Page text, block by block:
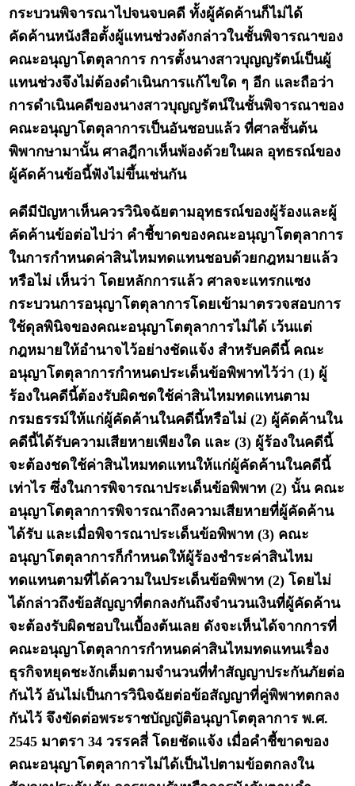
กระบวนพิจารณาไปจนจบคดี ทั้งผู้คัดค้านก็ไม่ได้
คัดค้านหนังสือตั้งผู้แทนช่วงดังกล่าวในชั้นพิจารณาของ
คณะอนุญาโตตุลาการ การตั้งนางสาวบุญญรัตน์เป็นผู้
แทนช่วงจึงไม่ต้องดำเนินการแก้ไขใด ๆ อีก และถือว่า
การดำเนินคดีของนางสาวบุญญรัตน์ในชั้นพิจารณาของ
คณะอนุญาโตตุลาการเป็นอันชอบแล้ว ที่ศาลชั้นต้น
พิพากษามานั้น ศาลฎีกาเห็นพ้องด้วยในผล อุทธรณ์ของ
ผู้คัดค้านข้อนี้ฟังไม่ขึ้นเช่นกัน
คดีมีปัญหาเห็นควรวินิจฉัยตามอุทธรณ์ของผู้ร้องและผู้
คัดค้านข้อต่อไปว่า คำชี้ขาดของคณะอนุญาโตตุลาการ
ในการกำหนดค่าสินไหมทดแทนชอบด้วยกฎหมายแล้ว
หรือไม่ เห็นว่า โดยหลักการแล้ว ศาลจะแทรกแซง
กระบวนการอนุญาโตตุลาการโดยเข้ามาตรวจสอบการ
ใช้ดุลพินิจของคณะอนุญาโตตุลาการไม่ได้ เว้นแต่
กฎหมายให้อำนาจไว้อย่างชัดแจ้ง สำหรับคดีนี้ คณะ
อนุญาโตตุลาการกำหนดประเด็นข้อพิพาทไว้ว่า (1) ผู้
ร้องในคดีนี้ต้องรับผิดชดใช้ค่าสินไหมทดแทนตาม
กรมธรรม์ให้แก่ผู้คัดค้านในคดีนี้หรือไม่ (2) ผู้คัดค้านใน
คดีนี้ได้รับความเสียหายเพียงใด และ (3) ผู้ร้องในคดีนี้
จะต้องชดใช้ค่าสินไหมทดแทนให้แก่ผู้คัดค้านในคดีนี้
เท่าไร ซึ่งในการพิจารณาประเด็นข้อพิพาท (2) นั้น คณะ
อนุญาโตตุลาการพิจารณาถึงความเสียหายที่ผู้คัดค้าน
ได้รับ และเมื่อพิจารณาประเด็นข้อพิพาท (3) คณะ
อนุญาโตตุลาการก็กำหนดให้ผู้ร้องชำระค่าสินไหม
ทดแทนตามที่ได้ความในประเด็นข้อพิพาท (2) โดยไม่
ได้กล่าวถึงข้อสัญญาที่ตกลงกันถึงจำนวนเงินที่ผู้คัดค้าน
จะต้องรับผิดชอบในเบื้องต้นเลย ดังจะเห็นได้จากการที่
คณะอนุญาโตตุลาการกำหนดค่าสินไหมทดแทนเรื่อง
ธุรกิจหยุดชะงักเต็มตามจำนวนที่ทำสัญญาประกันภัยต่อ
กันไว้ อันไม่เป็นการวินิจฉัยต่อข้อสัญญาที่คู่พิพาทตกลง
กันไว้ จึงขัดต่อพระราชบัญญัติอนุญาโตตุลาการ พ.ศ.
2545 มาตรา 34 วรรคสี่ โดยชัดแจ้ง เมื่อคำชี้ขาดของ
คณะอนุญาโตตุลาการไม่ได้เป็นไปตามข้อตกลงใน